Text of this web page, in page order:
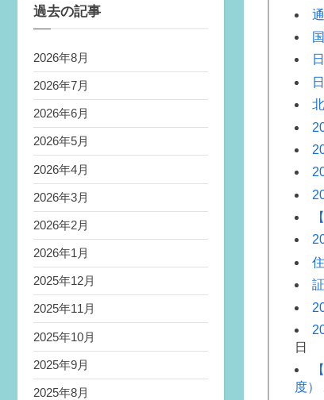
日
度）
過去の記事
2026年8月
2026年7月
2026年6月
2026年5月
2026年4月
2026年3月
2026年2月
2026年1月
2025年12月
2025年11月
2025年10月
2025年9月
2025年8月